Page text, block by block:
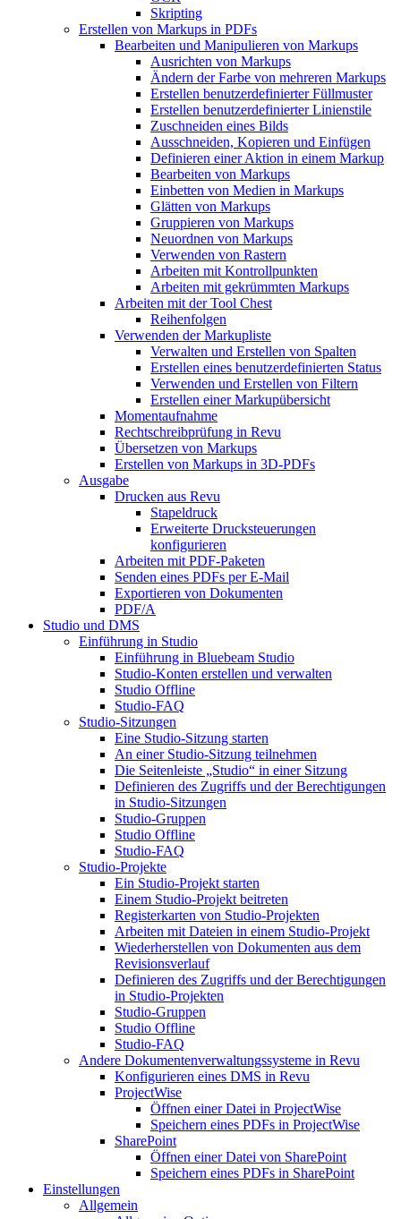
Skripting
Erstellen von Markups in PDFs
Bearbeiten und Manipulieren von Markups
Ausrichten von Markups
Ändern der Farbe von mehreren Markups
Erstellen benutzerdefinierter Füllmuster
Erstellen benutzerdefinierter Linienstile
Zuschneiden eines Bilds
Ausschneiden, Kopieren und Einfügen
Definieren einer Aktion in einem Markup
Bearbeiten von Markups
Einbetten von Medien in Markups
Glätten von Markups
Gruppieren von Markups
Neuordnen von Markups
Verwenden von Rastern
Arbeiten mit Kontrollpunkten
Arbeiten mit gekrümmten Markups
Arbeiten mit der Tool Chest
Reihenfolgen
Verwenden der Markupliste
Verwalten und Erstellen von Spalten
Erstellen eines benutzerdefinierten Status
Verwenden und Erstellen von Filtern
Erstellen einer Markupübersicht
Momentaufnahme
Rechtschreibprüfung in Revu
Übersetzen von Markups
Erstellen von Markups in 3D-PDFs
Ausgabe
Drucken aus Revu
Stapeldruck
Erweiterte Drucksteuerungen
konfigurieren
Arbeiten mit PDF-Paketen
Senden eines PDFs per E-Mail
Exportieren von Dokumenten
PDF/A
Studio und DMS
Einführung in Studio
Einführung in Bluebeam Studio
Studio-Konten erstellen und verwalten
Studio Offline
Studio-FAQ
Studio-Sitzungen
Eine Studio-Sitzung starten
An einer Studio-Sitzung teilnehmen
Die Seitenleiste „Studio“ in einer Sitzung
Definieren des Zugriffs und der Berechtigungen
in Studio-Sitzungen
Studio-Gruppen
Studio Offline
Studio-FAQ
Studio-Projekte
Ein Studio-Projekt starten
Einem Studio-Projekt beitreten
Registerkarten von Studio-Projekten
Arbeiten mit Dateien in einem Studio-Projekt
Wiederherstellen von Dokumenten aus dem
Revisionsverlauf
Definieren des Zugriffs und der Berechtigungen
in Studio-Projekten
Studio-Gruppen
Studio Offline
Studio-FAQ
Andere Dokumentenverwaltungssysteme in Revu
Konfigurieren eines DMS in Revu
ProjectWise
Öffnen einer Datei in ProjectWise
Speichern eines PDFs in ProjectWise
SharePoint
Öffnen einer Datei von SharePoint
Speichern eines PDFs in SharePoint
Einstellungen
Allgemein